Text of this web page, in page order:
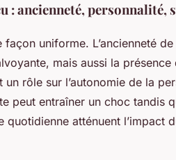
: ancienneté, personnalité,
façon uniforme. L’ancienneté
mais aussi la présence
rôle sur l’autonomie de la
peut entraîner un choc tandis
atténuent l’impact